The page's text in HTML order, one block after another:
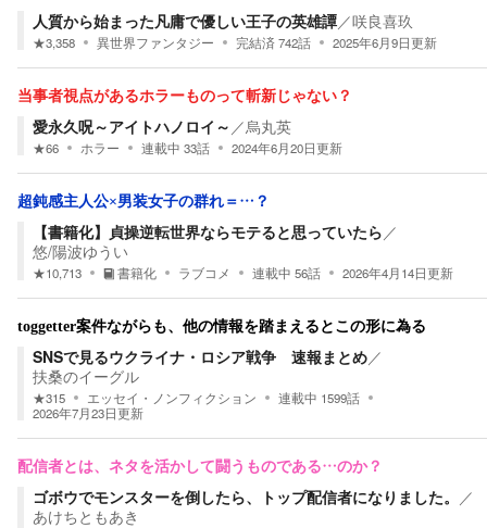
人質から始まった凡庸で優しい王子の英雄譚／咲良喜玖
★3,358 異世界ファンタジー 完結済742話 2025年6月9日更新
当事者視点があるホラーものって斬新じゃない？
愛永久呪～アイトハノロイ～ ／烏丸英
★66 ホラー 連載中 33話 2024年6月20日更新
超鈍感主人公×男装女子の群れ＝…？
【書籍化】貞操逆転世界ならモテると思っていたら／
悠/陽波ゆうい
★10,713 書籍化 ラブコメ 連載中 56話 2026年4月14日更新
toggetter案件ながらも、他の情報を踏まえるとこの形に為る
SNSで見るウクライナ・ロシア戦争 速報まとめ／
扶桑のイーグル
★315 エッセイ・ノンフィクション 連載中 1599話
2026年7月23日更新
配信者とは、ネタを活かして闘うものである…のか？
ゴボウでモンスターを倒したら、トップ配信者になりました。 ／
あけちともあき